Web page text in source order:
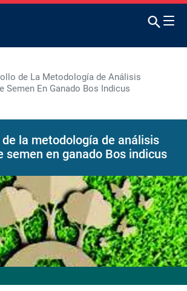
de La Metodología de Análisis
Semen En Ganado Bos Indicus
la metodología de análisis
semen en ganado Bos indicus